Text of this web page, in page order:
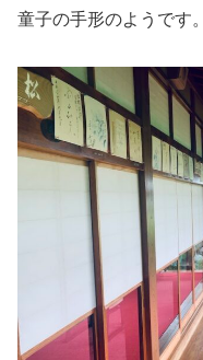
童子の手形のようです